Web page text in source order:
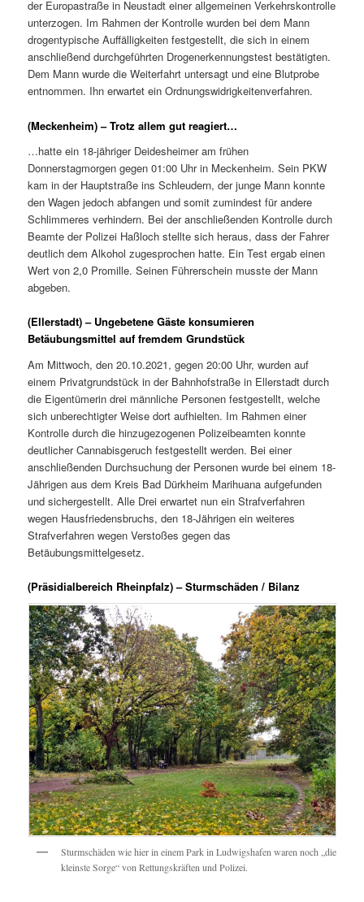
der Europastraße in Neustadt einer allgemeinen Verkehrskontrolle
unterzogen. Im Rahmen der Kontrolle wurden bei dem Mann
drogentypische Auffälligkeiten festgestellt, die sich in einem
anschließend durchgeführten Drogenerkennungstest bestätigten.
Dem Mann wurde die Weiterfahrt untersagt und eine Blutprobe
entnommen. Ihn erwartet ein Ordnungswidrigkeitenverfahren.
(Meckenheim) – Trotz allem gut reagiert…
…hatte ein 18-jähriger Deidesheimer am frühen
Donnerstagmorgen gegen 01:00 Uhr in Meckenheim. Sein PKW
kam in der Hauptstraße ins Schleudern, der junge Mann konnte
den Wagen jedoch abfangen und somit zumindest für andere
Schlimmeres verhindern. Bei der anschließenden Kontrolle durch
Beamte der Polizei Haßloch stellte sich heraus, dass der Fahrer
deutlich dem Alkohol zugesprochen hatte. Ein Test ergab einen
Wert von 2,0 Promille. Seinen Führerschein musste der Mann
abgeben.
(Ellerstadt) – Ungebetene Gäste konsumieren
Betäubungsmittel auf fremdem Grundstück
Am Mittwoch, den 20.10.2021, gegen 20:00 Uhr, wurden auf
einem Privatgrundstück in der Bahnhofstraße in Ellerstadt durch
die Eigentümerin drei männliche Personen festgestellt, welche
sich unberechtigter Weise dort aufhielten. Im Rahmen einer
Kontrolle durch die hinzugezogenen Polizeibeamten konnte
deutlicher Cannabisgeruch festgestellt werden. Bei einer
anschließenden Durchsuchung der Personen wurde bei einem 18-
Jährigen aus dem Kreis Bad Dürkheim Marihuana aufgefunden
und sichergestellt. Alle Drei erwartet nun ein Strafverfahren
wegen Hausfriedensbruchs, den 18-Jährigen ein weiteres
Strafverfahren wegen Verstoßes gegen das
Betäubungsmittelgesetz.
(Präsidialbereich Rheinpfalz) – Sturmschäden / Bilanz
Sturmschäden wie hier in einem Park in Ludwigshafen waren noch „die
kleinste Sorge“ von Rettungskräften und Polizei.